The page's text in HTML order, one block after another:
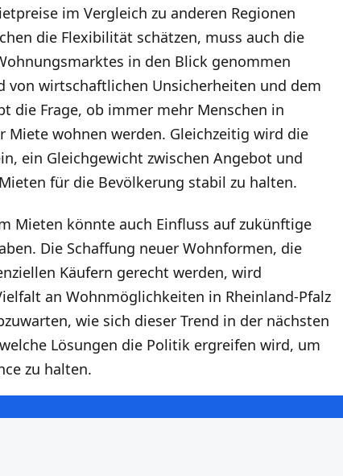
im Vergleich zu anderen Regionen
die Flexibilität schätzen, muss auch die
in den Blick genommen
von wirtschaftlichen Unsicherheiten und dem
die Frage, ob immer mehr Menschen in
Miete wohnen werden. Gleichzeitig wird die
ein Gleichgewicht zwischen Angebot und
für die Bevölkerung stabil zu halten.
Mieten könnte auch Einfluss auf zukünftige
Die Schaffung neuer Wohnformen, die
Käufern gerecht werden, wird
an Wohnmöglichkeiten in Rheinland-Pfalz
wie sich dieser Trend in der nächsten
Lösungen die Politik ergreifen wird, um
zu halten.